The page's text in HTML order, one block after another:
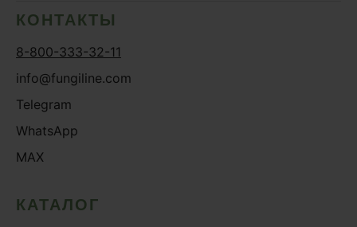
КОНТАКТЫ
8-800-333-32-11
info@fungiline.com
Telegram
WhatsApp
MAX
КАТАЛОГ